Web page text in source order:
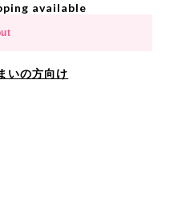
available
いの方向け